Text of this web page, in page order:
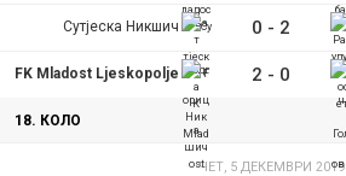
Сутјеска Никшич 0 - 2
FK Mladost Ljeskopolje 2 - 0
18. КОЛО
ЧЕТ, 5 ДЕКЕМВРИ 2019